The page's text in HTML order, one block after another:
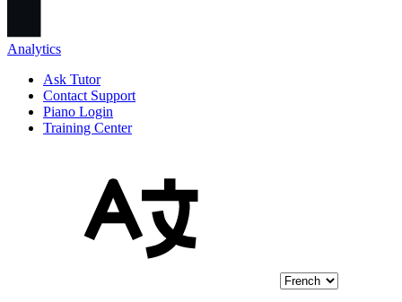
Analytics
Ask Tutor
Contact Support
Piano Login
Training Center